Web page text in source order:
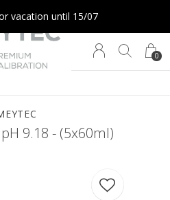
0
vacation until 15/07
9.18 - (5x60ml)